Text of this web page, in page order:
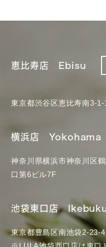
恵比寿店 Ebisu
東京都渋谷区恵比寿南3-
横浜店 Yokohama
神奈川県横浜市神奈川区
口第6ビル7F
池袋東口店
東京都豊島区南池袋2-